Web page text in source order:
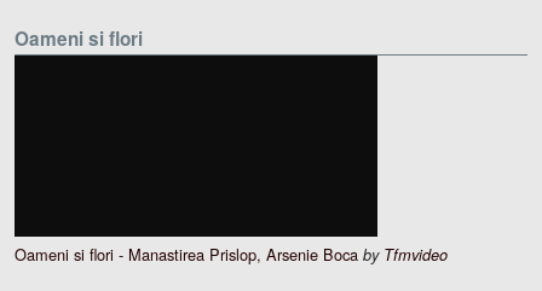
Oameni si flori
Oameni si flori - Manastirea Prislop, Arsenie Boca by Tfmvideo